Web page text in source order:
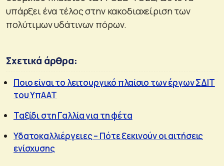
υπάρξει ένα τέλος στην κακοδιαχείριση των
πολύτιμων υδάτινων πόρων.
Σχετικά άρθρα:
Ποιο είναι το λειτουργικό πλαίσιο των έργων ΣΔΙΤ
του ΥπΑΑΤ
Ταξίδι στη Γαλλία για τη φέτα
Υδατοκαλλιέργειες – Πότε ξεκινούν οι αιτήσεις
ενίσχυσης